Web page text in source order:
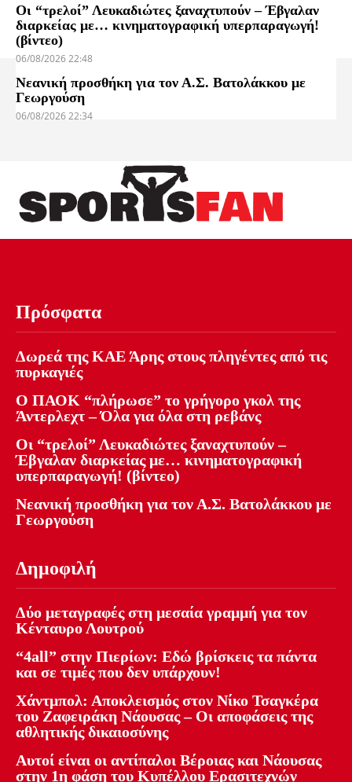
Οι “τρελοί” Λευκαδιώτες ξαναχτυπούν – Έβγαλαν
διαρκείας με… κινηματογραφική υπερπαραγωγή!
(βίντεο)
06/08/2026 22:48
Νεανική προσθήκη για τον Α.Σ. Βατολάκκου με
Γεωργούση
06/08/2026 22:34
Πρόσφατα
Δωρεά της ΚΑΕ Άρης στους πληγέντες από τις
πυρκαγιές
Ο ΠΑΟΚ “πλήρωσε” το γρήγορο γκολ της
Άντερλεχτ – Όλα για όλα στη ρεβάνς
Οι “τρελοί” Λευκαδιώτες ξαναχτυπούν –
Έβγαλαν διαρκείας με… κινηματογραφική
υπερπαραγωγή! (βίντεο)
Νεανική προσθήκη για τον Α.Σ. Βατολάκκου με
Γεωργούση
Δημοφιλή
Δύο μεταγραφές στη μεσαία γραμμή για τον
Κένταυρο Λουτρού
“4all” στην Πιερίων: Εδώ βρίσκεις τα πάντα
και σε τιμές που δεν υπάρχουν!
Χάντμπολ: Αποκλεισμός στον Νίκο Τσαγκέρα
του Ζαφειράκη Νάουσας – Οι αποφάσεις της
αθλητικής δικαιοσύνης
Αυτοί είναι οι αντίπαλοι Βέροιας και Νάουσας
στην 1η φάση του Κυπέλλου Ερασιτεχνών